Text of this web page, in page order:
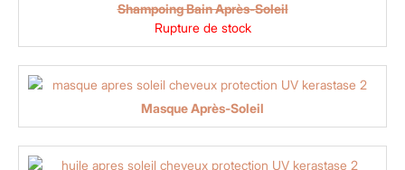
Shampoing Bain Après-Soleil
Rupture de stock
Masque Après-Soleil